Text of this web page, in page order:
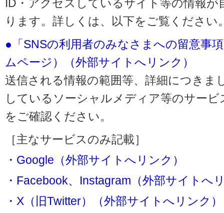
ID・アクセスしているサイト等の情報
ります。詳しくは、以下をご覧ください
●「SNSの利用者のみなさまへの留意事
ムページ）（外部サイトへリンク）
送信される情報の範囲等、詳細につきま
しているソーシャルメディア等のサー
をご確認ください。
［主なサービスのみ記載］
・Google（外部サイトへリンク）
・Facebook、Instagram（外部サイトへ
・X（旧Twitter）（外部サイトへリンク）